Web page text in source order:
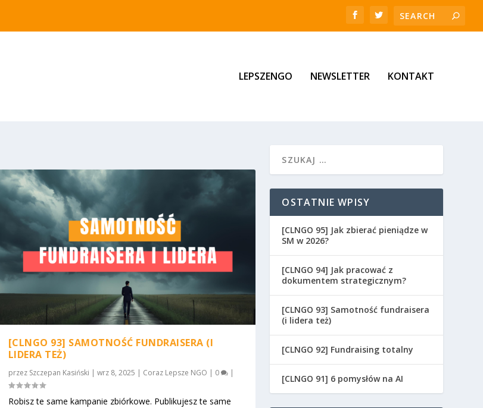
LEPSZENGO NEWSLETTER KONTAKT
[CLNGO 93] SAMOTNOŚĆ FUNDRAISERA (I
LIDERA TEŻ)
przez Szczepan Kasiński | wrz 8, 2025 | Coraz Lepsze NGO | 0 |
Robisz te same kampanie zbiórkowe. Publikujesz te same
OSTATNIE WPISY
[CLNGO 95] Jak zbierać pieniądze w
SM w 2026?
[CLNGO 94] Jak pracować z
dokumentem strategicznym?
[CLNGO 93] Samotność fundraisera
(i lidera też)
[CLNGO 92] Fundraising totalny
[CLNGO 91] 6 pomysłów na AI